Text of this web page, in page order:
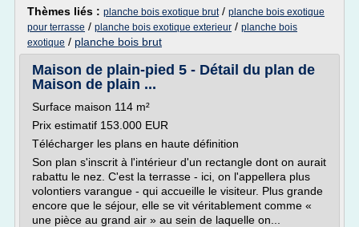
Thèmes liés : planche bois exotique brut/ planche bois exotique
pour terrasse / planche bois exotique exterieur / planche bois
exotique / planche bois brut
Maison de plain-pied 5 - Détail du plan de
Maison de plain ...
Surface maison 114 m²
Prix estimatif 153.000 EUR
Télécharger les plans en haute définition
Son plan s'inscrit à l'intérieur d'un rectangle dont on aurait
rabattu le nez. C'est la terrasse - ici, on l'appellera plus
volontiers varangue - qui accueille le visiteur. Plus grande
encore que le séjour, elle se vit véritablement comme «
une pièce au grand air » au sein de laquelle on...